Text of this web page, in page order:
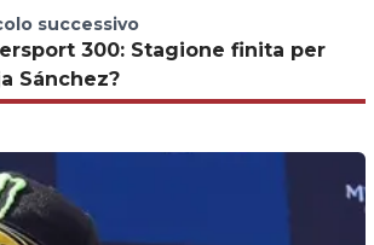
successivo
300: Stagione finita per
Sánchez?